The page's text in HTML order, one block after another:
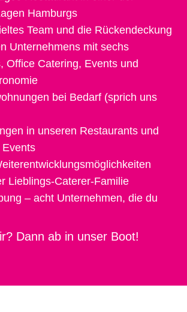
Hamburgs
Team und die Rückendeckung
Unternehmens mit sechs
Office Catering, Events und
bei Bedarf (sprich uns
in unseren Restaurants und
Lieblings-Caterer-Familie
– acht Unternehmen, die du
Dann ab in unser Boot!